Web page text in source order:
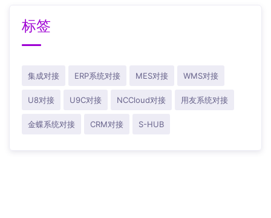
标签
集成对接 ERP系统对接 MES对接 WMS对接
U8对接 U9C对接 NCCloud对接 用友系统对接
金蝶系统对接 CRM对接 S-HUB